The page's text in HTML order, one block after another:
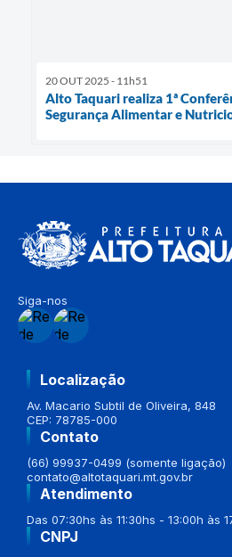
20 OUT 2025 - 11h51
Alto Taquari realiza 1ª
Segurança Alimentar e
Siga-nos
Localização
Av. Macario Subtil de Oliveira, 848
CEP: 78785-000
Contato
(66) 99937-0499 (somente ligação)
contato@altotaquari.mt.gov.br
Atendimento
Das 07:30hs às 11:30hs - 13:00h às
CNPJ